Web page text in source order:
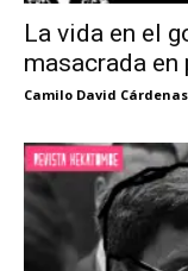
La vida en el
masacrada en
Camilo David